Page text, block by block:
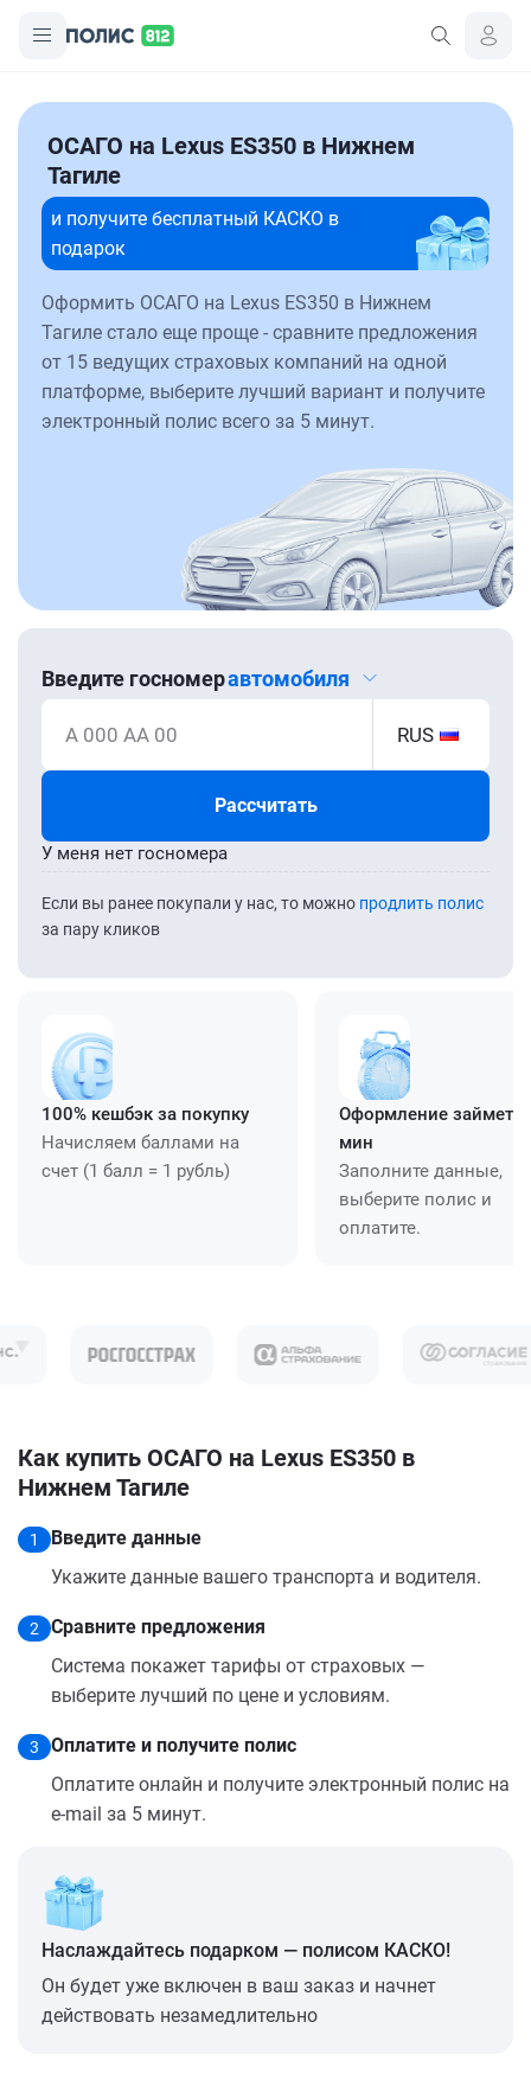
ОСАГО на Lexus ES350 в Нижнем
Тагиле
и получите бесплатный КАСКО в
подарок
Оформить ОСАГО на Lexus ES350 в Нижнем
Тагиле стало еще проще - сравните предложения
от 15 ведущих страховых компаний на одной
платформе, выберите лучший вариант и получите
электронный полис всего за 5 минут.
Введите госномеравтомобиля
А 000 АА 00 RUS
Рассчитать
Если вы ранее покупали у нас, то можно продлить полис
за пару кликов
У меня нет госномера
100% кешбэк за покупку
Начисляем баллами на
счет (1 балл = 1 рубль)
Оформление займет
мин
Заполните данные,
выберите полис и
оплатите.
Как купить ОСАГО на Lexus ES350 в
Нижнем Тагиле
1
Введите данные
Укажите данные вашего транспорта и водителя.
2
Сравните предложения
Система покажет тарифы от страховых —
выберите лучший по цене и условиям.
3
Оплатите и получите полис
Оплатите онлайн и получите электронный полис на
e-mail за 5 минут.
Наслаждайтесь подарком — полисом КАСКО!
Он будет уже включен в ваш заказ и начнет
действовать незамедлительно